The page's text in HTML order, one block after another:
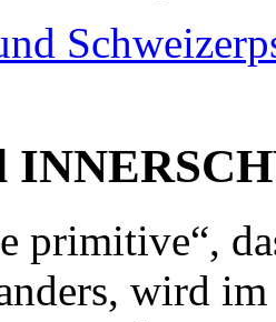
primitive“,
wird